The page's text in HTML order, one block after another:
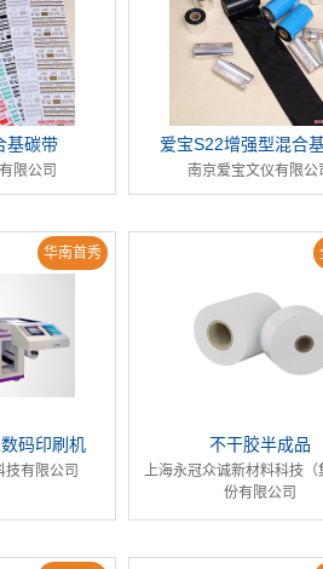
基碳带
限公司
爱宝S22增强型混合
南京爱宝文仪有限公
华南首秀
码印刷机
技有限公司
不干胶半成品
上海永冠众诚新材料科技（
份有限公司